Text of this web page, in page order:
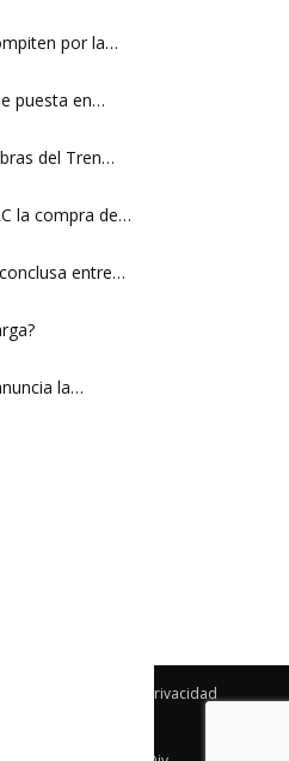
por la…
puesta en…
del Tren…
la compra de…
entre…
la…
Política de privacidad